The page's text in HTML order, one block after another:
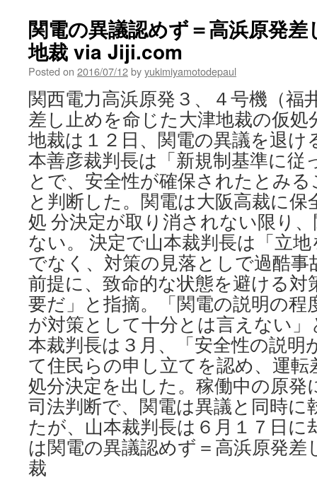
で
展
覧
会
朝
日
新
聞
関電の異議認めず＝高浜原発
地裁 via Jiji.com
Posted on 2016/07/12byyukimiyamotodepaul
関西電力高浜原発３、４号機（福
差し止めを命じた大津地裁の仮
地裁は１２日、関電の異議を退け
本善彦裁判長は「新規制基準に従
とで、安全性が確保されたとみ
と判断した。関電は大阪高裁に保
処 分決定が取り消されない限り
ない。 決定で山本裁判長は「立
でなく、対策の見落としで過酷
前提に、致命的な状態を避ける
要だ」と指摘。「関電の説明の程
が対策として十分とは言えない
本裁判長は３月、「安全性の説明
て住民らの申し立てを認め、運
処分決定を出した。稼働中の原発
司法判断で、関電は異議と同時に
たが、山本裁判長は６月１７日に
は関電の異議認めず＝高浜原発差
裁